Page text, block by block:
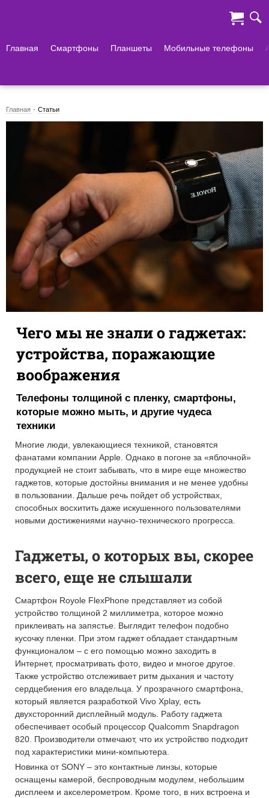
Главная Смартфоны Планшеты Мобильные телефоны
Главная Статьи
Чего мы не знали о гаджетах:
устройства, поражающие
воображения
Телефоны толщиной с пленку, смартфоны,
которые можно мыть, и другие чудеса
техники
Многие люди, увлекающиеся техникой, становятся
фанатами компании Apple. Однако в погоне за «яблочной»
продукцией не стоит забывать, что в мире еще множество
гаджетов, которые достойны внимания и не менее удобны
в пользовании. Дальше речь пойдет об устройствах,
способных восхитить даже искушенного пользователями
новыми достижениями научно-технического прогресса.
Гаджеты, о которых вы, скорее
всего, еще не слышали
Смартфон Royole FlexPhone представляет из собой
устройство толщиной 2 миллиметра, которое можно
приклеивать на запястье. Выглядит телефон подобно
кусочку пленки. При этом гаджет обладает стандартным
функционалом – с его помощью можно заходить в
Интернет, просматривать фото, видео и многое другое.
Также устройство отслеживает ритм дыхания и частоту
сердцебиения его владельца. У прозрачного смартфона,
который является разработкой Vivo Xplay, есть
двухсторонний дисплейный модуль. Работу гаджета
обеспечивает особый процессор Qualcomm Snapdragon
820. Производители отмечают, что их устройство подходит
под характеристики мини-компьютера.
Новинка от SONY – это контактные линзы, которые
оснащены камерой, беспроводным модулем, небольшим
дисплеем и акселерометром. Кроме того, в них встроена и